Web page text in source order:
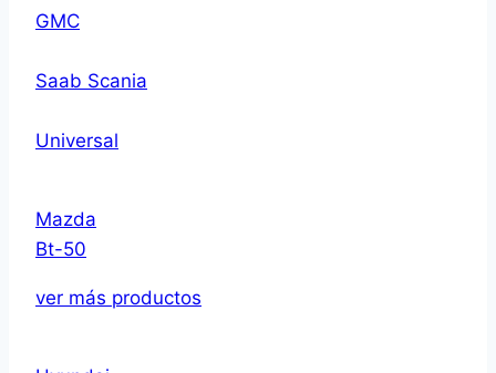
GMC
Saab Scania
Universal
Mazda
Bt-50
ver más productos